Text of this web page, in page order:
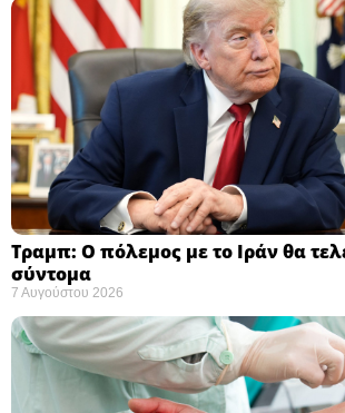
Τραμπ: Ο πόλεμος με το Ιράν θα
σύντομα ​
7 Αυγούστου 2026